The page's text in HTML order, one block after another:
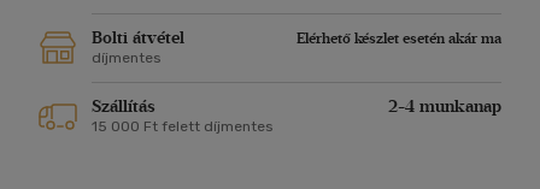
Bolti átvétel
Elérhető készlet esetén akár ma
díjmentes
Szállítás 2-4 munkanap
15 000 Ft felett díjmentes